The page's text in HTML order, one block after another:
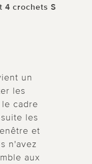
4 crochets S
un
les
cadre
les
et
n'avez
aux